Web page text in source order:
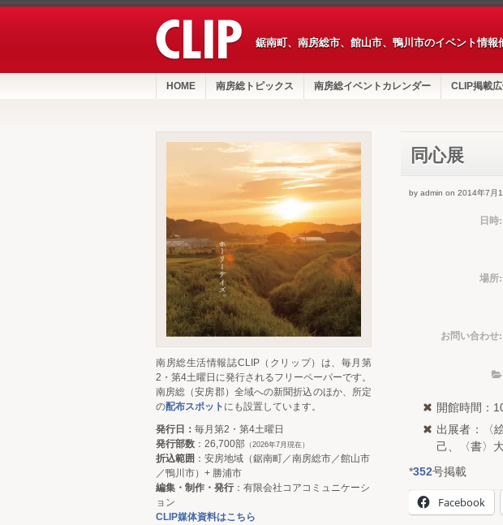
鋸南町、南房総市、館山市、鴨川市のイベント情報
HOME 南房総トピックス 南房総イベントカレンダー CLIP掲載
同心展
by admin on 2014年7月
日時:
場所:
お問い合わせ:
開館時間：
出展者：〈
己、〈書〉
*352号掲載
Facebook
南房総生活情報誌CLIP（クリップ）は、毎月第
2・第4土曜日に発行されるフリーペーパーです。
南房総（安房郡）全域への新聞折込のほか、所定
の配布スポット にも設置しています。
発行日： 毎月第2・第4土曜日
発行部数 ：26,700部 （2026年7月現在）
折込範囲 ：安房地域（鋸南町／南房総市／館山市
／鴨川市）+ 勝浦市
編集・制作・発行：有限会社コアコミュニケーシ
ョン
CLIP媒体資料はこちら